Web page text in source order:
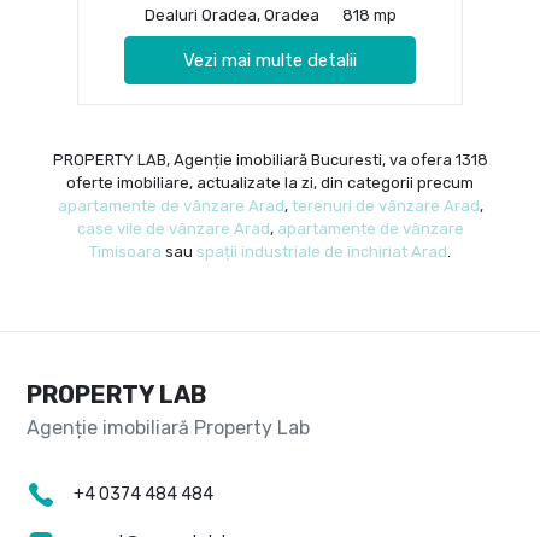
Dealuri Oradea, Oradea
818 mp
Vezi mai multe detalii
PROPERTY LAB, Agenție imobiliară Bucuresti, va ofera 1318
oferte imobiliare, actualizate la zi, din categorii precum
apartamente de vânzare Arad, terenuri de vânzare Arad,
case vile de vânzare Arad, apartamente de vânzare
Timisoara sau spații industriale de închiriat Arad
PROPERTY LAB
+4 0374 484 484